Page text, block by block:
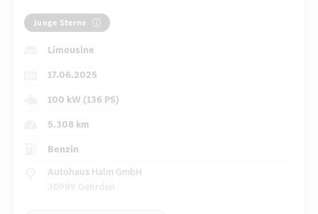
Junge Sterne
Limousine
17.06.2025
100 kW (136 PS)
5.308 km
Benzin
Autohaus Halm GmbH
30989 Gehrden